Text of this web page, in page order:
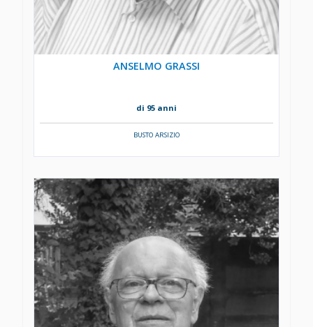
ANSELMO GRASSI
di 95 anni
BUSTO ARSIZIO